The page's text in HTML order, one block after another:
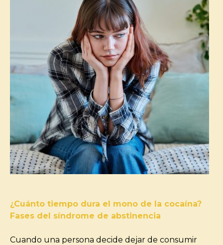
¿Cuánto tiempo dura el mono de la cocaína?
Fases del síndrome de abstinencia
Cuando una persona decide dejar de consumir